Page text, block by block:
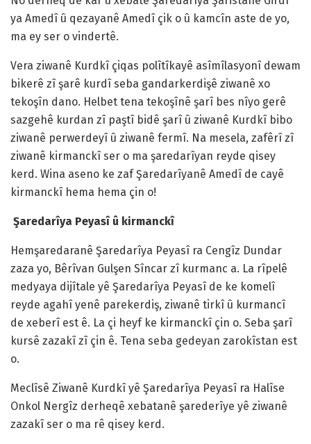
ya Amedî û qezayanê Amedî çik o û kamcîn aste de yo,
ma ey ser o vindertê.
Vera ziwanê Kurdkî çiqas polîtîkayê asîmîlasyonî dewam
bikerê zî şarê kurdî seba gandarkerdişê ziwanê xo
tekoşîn dano. Helbet tena tekoşînê şarî bes nîyo gerê
sazgehê kurdan zî paştî bidê şarî û ziwanê Kurdkî bibo
ziwanê perwerdeyî û ziwanê fermî. Na mesela, zafêrî zî
ziwanê kirmanckî ser o ma şaredarîyan reyde qisey
kerd. Wina aseno ke zaf Şaredarîyanê Amedî de cayê
kirmanckî hema hema çin o!
Şaredarîya Peyasî û kirmanckî
Hemşaredaranê Şaredarîya Peyasî ra Cengîz Dundar
zaza yo, Bêrîvan Gulşen Sîncar zî kurmanc a. La rîpelê
medyaya dijîtale yê Şaredarîya Peyasî de ke komelî
reyde agahî yenê parekerdiş, ziwanê tirkî û kurmancî
de xeberî est ê. La çi heyf ke kirmanckî çin o. Seba şarî
kursê zazakî zî çin ê. Tena seba gedeyan zarokîstan est
o.
Meclîsê Ziwanê Kurdkî yê Şaredarîya Peyasî ra Halîse
Onkol Nergîz derheqê xebatanê şarederîye yê ziwanê
zazakî ser o ma rê qisey kerd.